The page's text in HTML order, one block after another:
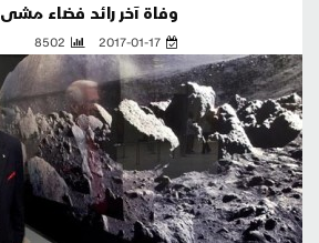
وفاة آخر رائد فضاء
2017-01-17
8502